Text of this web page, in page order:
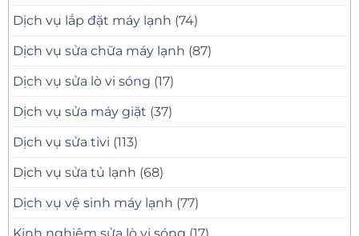
Dịch vụ lắp đặt máy lạnh (74)
Dịch vụ sửa chữa máy lạnh (87)
Dịch vụ sửa lò vi sóng (17)
Dịch vụ sửa máy giặt (37)
Dịch vụ sửa tivi (113)
Dịch vụ sửa tủ lạnh (68)
Dịch vụ vệ sinh máy lạnh (77)